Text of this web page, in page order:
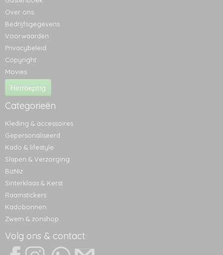
Over ons
Bedrijfsgegevens
Voorwaarden
Privacybeleid
Copyright
Movies
Herroeping
Categorieën
Kleding & accessoires
Gepersonaliseerd
Kado & lifestyle
Slapen & Verzorging
BizNiz
Sinterklaas & Kerst
Raamstickers
Kadobonnen
Zwem & zonshop
Volg ons & contact